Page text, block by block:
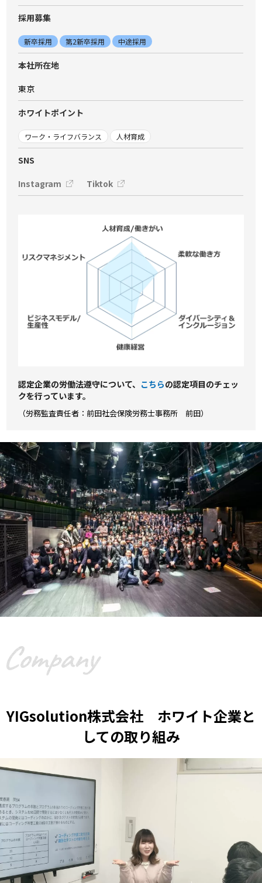
採⽤募集
新卒採用 第2新卒採用 中途採用
本社所在地
東京
ホワイトポイント
ワーク・ライフバランス 人材育成
SNS
Instagram
Tiktok
認定企業の労働法遵守について、 こちらの認定項⽬のチェッ
クを⾏っています。
（労務監査責任者：前田社会保険労務士事務所 前田）
YIGsolution株式会社 ホワイト企業と
しての取り組み